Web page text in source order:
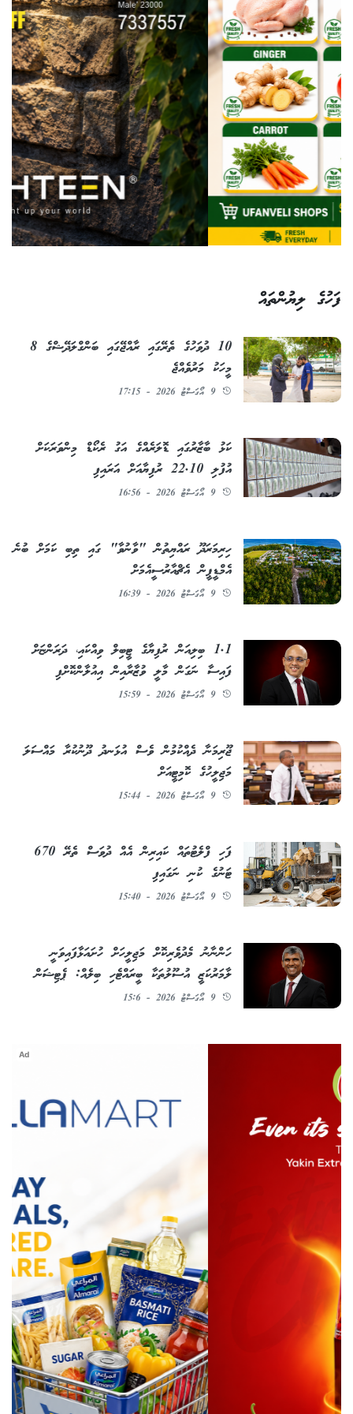
ފަހުގެ ލިޔުންތައް
10 ދުވަހުގެ ތެރޭގައި ރާއްޖޭގައި ބަންގްލަދޭޝްގެ 8
މީހަކު މަރުވެއްޖެ
9 އޯގަސްޓު 2026 - 17:15
ކަޅު ބާޒާރުގައި ޑޮލަރެއްގެ އަގު ރެކޯޑް މިންވަރަކަށް
އުފުލި 22.10 ރުފިޔާއަށް އަރައިފި
9 އޯގަސްޓު 2026 - 16:56
ހިރިމަރަދޫ ރައްޔިތުން "ވާނުވާ" ގައި ތިބި ކަމަށް ބުނެ
އެމްޑީޕީން އެޗްއާރުސީއެމަށް
9 އޯގަސްޓު 2026 - 16:39
1.1 ބިލިއަން ރުފިޔާގެ ޓީބިލް ވިއްކައި، ދަރަންޏަށް
ފައިސާ ނަގަން މާލީ ވުޒާރާއިން އިއުލާންކޮށްފި
9 އޯގަސްޓު 2026 - 15:59
ޖޫރިމަނާ ދެއްކުމުން ވެސް އުޅަނދު ދޫނުކުރާ މައްސަލަ
މަޖިލީހުގެ ކޮމިޓީއަށް
9 އޯގަސްޓު 2026 - 15:44
ފަހި ފްލެޓުތައް ކައިރިން އެއް ދުވަސް ތެރޭ 670
ޓަނުގެ ކުނި ނަގައިފި
9 އޯގަސްޓު 2026 - 15:40
ހަންނާނު މެދުވެރިކޮށް މަޖިލީހަށް ހުށައަޅާފައިވަނީ
ލާމަރުކަޒީ އުސޫލުތަކާ ބީރައްޓެހި ބިލެއް: ޕެޓިޝަން
9 އޯގަސްޓު 2026 - 15:6
Ad